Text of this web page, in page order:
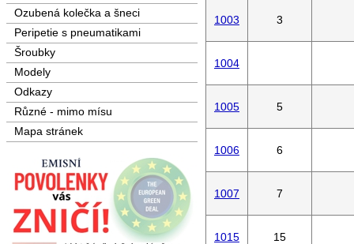
Ozubená kolečka a šneci
Peripetie s pneumatikami
Šroubky
Modely
Odkazy
Různé - mimo mísu
Mapa stránek
1003 3
1004
1005 5
1006 6
1007 7
1015 15